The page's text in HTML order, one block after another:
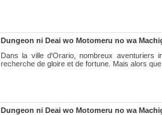
Dungeon ni Deai wo Motomeru no wa
Dans la ville d'Orario, nombreux aventuriers
recherche de gloire et de fortune. Mais alors
Dungeon ni Deai wo Motomeru no wa